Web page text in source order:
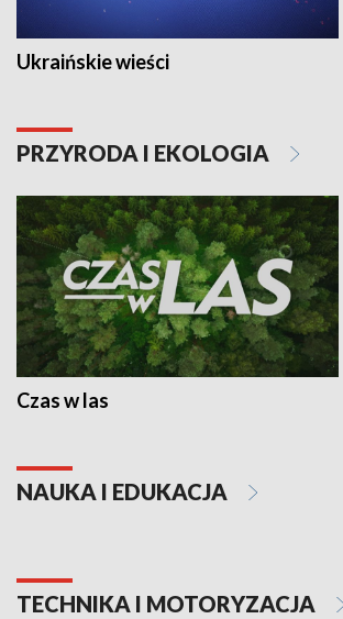
Ukraińskie wieści
PRZYRODA I EKOLOGIA
Czas w las
NAUKA I EDUKACJA
TECHNIKA I MOTORYZACJA